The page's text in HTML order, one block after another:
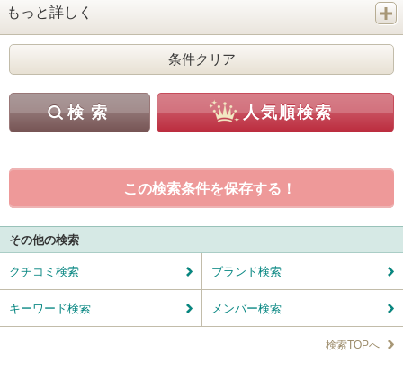
もっと詳しく
この検索条件を保存する！
その他の検索
クチコミ検索 ブランド検索
キーワード検索 メンバー検索
検索TOPへ